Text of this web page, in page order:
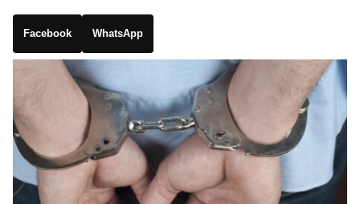
Facebook WhatsApp